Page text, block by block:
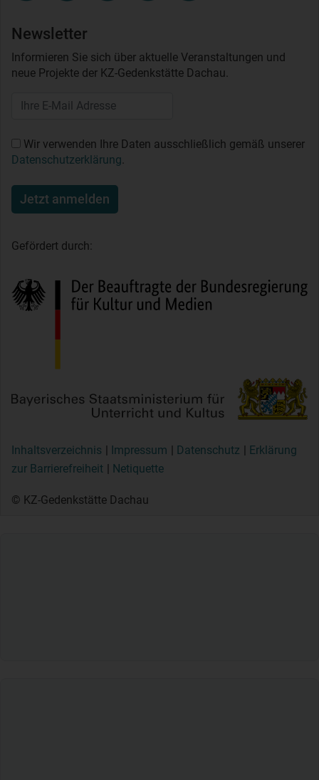
Newsletter
Informieren Sie sich über aktuelle Veranstaltungen und
neue Projekte der KZ-Gedenkstätte Dachau.
Wir verwenden Ihre Daten ausschließlich gemäß unserer
Datenschutzerklärung
Jetzt anmelden
Gefördert durch:
Inhaltsverzeichnis Impressum Datenschutz
Erklärung
zur Barrierefreiheit
Netiquette
© KZ-Gedenkstätte Dachau